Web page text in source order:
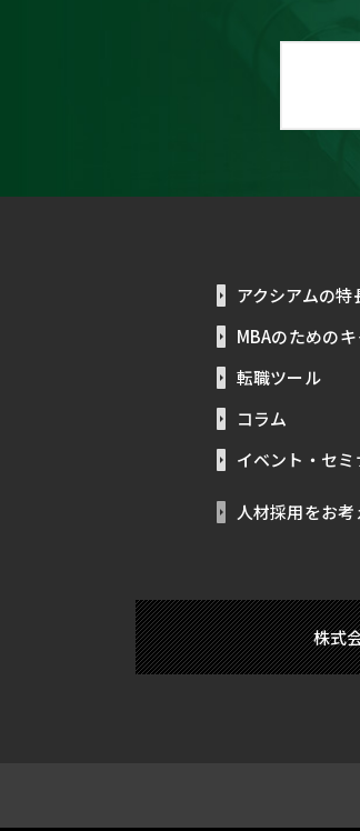
アクシアムの特
MBAのための
転職ツール
コラム
イベント・セミ
人材採用をお
株式